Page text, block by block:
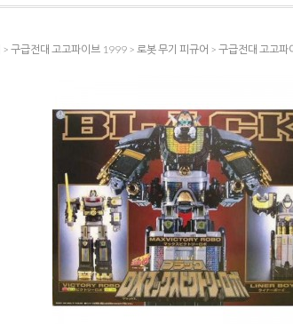
> 구급전대 고고파이브 1999 > 로봇 무기 피규어 > 구급전대 고고